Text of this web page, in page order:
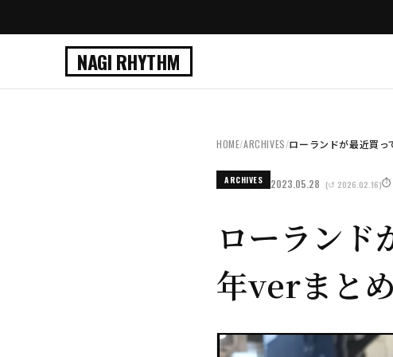
NAGI RHYTHM
HOME/ARCHIVES/ローランドが最近買
ARCHIVES 2023.05.28 (↺ 2026.02.16)⏱️
ローランド
年verまとめ